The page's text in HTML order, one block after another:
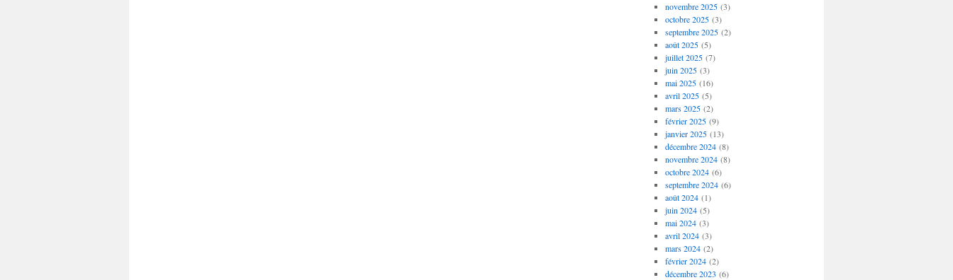
novembre 2025(3)
octobre 2025(3)
septembre 2025(2)
août 2025(5)
juillet 2025(7)
juin 2025(3)
mai 2025(16)
avril 2025(5)
mars 2025(2)
février 2025(9)
janvier 2025(13)
décembre 2024(8)
novembre 2024(8)
octobre 2024(6)
septembre 2024(6)
août 2024(1)
juin 2024(5)
mai 2024(3)
avril 2024(3)
mars 2024(2)
février 2024(2)
décembre 2023 (6)